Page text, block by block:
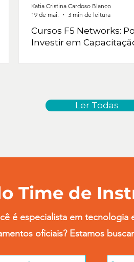
Cursos F5 Networks:
Investir em
Katia Cristina Cardoso Blanco
19 de mai.
3 min de leitura
Ler Todas
Time de
é especialista em tecnologia
oficiais? Estamos